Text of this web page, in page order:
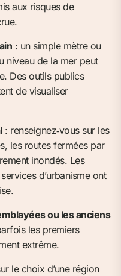
aux risques de
: un simple mètre ou
niveau de la mer peut
Des outils publics
de visualiser
: renseignez‑vous sur les
les routes fermées par
inondés. Les
d’urbanisme ont
ou les anciens
les premiers
extrême.
le choix d’une région